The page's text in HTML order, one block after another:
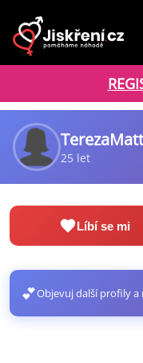
TerezaMatt
25 let
Líbí se mi
💕Objevuj další profily a